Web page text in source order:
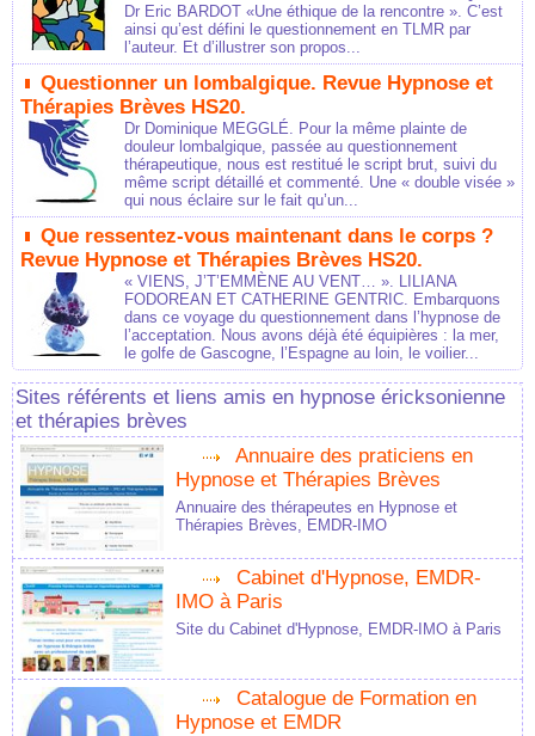
Dr Eric BARDOT «Une éthique de la rencontre ». C’est
ainsi qu’est défini le questionnement en TLMR par
l’auteur. Et d’illustrer son propos...
Questionner un lombalgique. Revue Hypnose et
Thérapies Brèves HS20.
Dr Dominique MEGGLÉ. Pour la même plainte de
douleur lombalgique, passée au questionnement
thérapeutique, nous est restitué le script brut, suivi du
même script détaillé et commenté. Une « double visée »
qui nous éclaire sur le fait qu’un...
Que ressentez-vous maintenant dans le corps ?
Revue Hypnose et Thérapies Brèves HS20.
« VIENS, J’T’EMMÈNE AU VENT… ». LILIANA
FODOREAN ET CATHERINE GENTRIC. Embarquons
dans ce voyage du questionnement dans l’hypnose de
l’acceptation. Nous avons déjà été équipières : la mer,
le golfe de Gascogne, l’Espagne au loin, le voilier...
Sites référents et liens amis en hypnose éricksonienne
et thérapies brèves
Annuaire des praticiens en
Hypnose et Thérapies Brèves
Annuaire des thérapeutes en Hypnose et
Thérapies Brèves, EMDR-IMO
Cabinet d'Hypnose, EMDR-
IMO à Paris
Site du Cabinet d'Hypnose, EMDR-IMO à Paris
Catalogue de Formation en
Hypnose et EMDR